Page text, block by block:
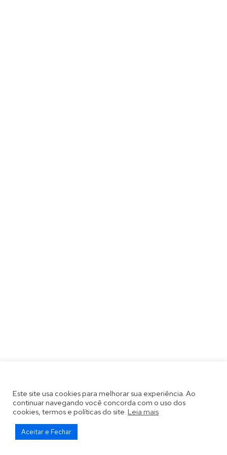
Este site usa cookies para melhorar sua experiência. Ao
continuar navegando você concorda com o uso dos
cookies, termos e políticas do site. Leia mais
Aceitar e Fechar